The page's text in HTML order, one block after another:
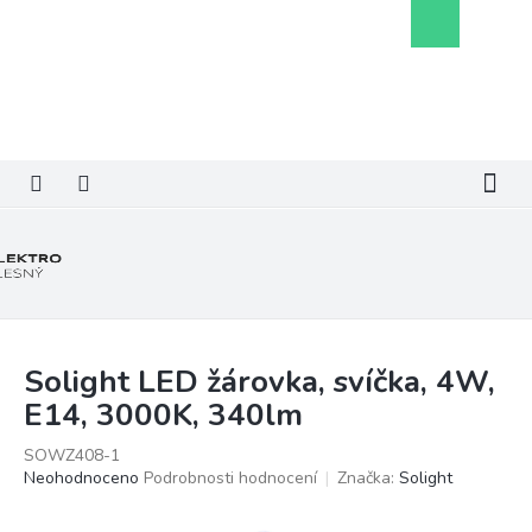
košík
Solight LED žárovka, svíčka, 4W,
E14, 3000K, 340lm
SOWZ408-1
Průměrné
Neohodnoceno Podrobnosti hodnocení Značka: Solight